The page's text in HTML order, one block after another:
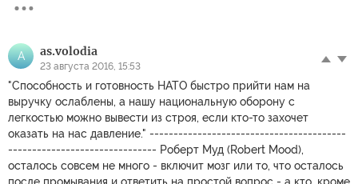
A as.volodia
23 августа 2016, 15:53
"Способность и готовность НАТО быстро прийти нам на
выручку ослаблены, а нашу национальную оборону с
легкостью можно вывести из строя, если кто-то захочет
оказать на нас давление." -----------------------------------------
------------------------------- Роберт Муд (Robert Mood),
осталось совсем не много - включит мозг или то, что осталось